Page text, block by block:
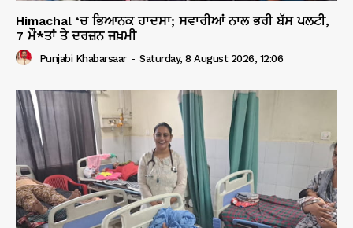
Himachal ‘ਚ ਭਿਆਨਕ ਹਾਦਸਾ; ਸਵਾਰੀਆਂ ਨਾਲ ਭਰੀ ਬੱਸ ਪਲਟੀ,
7 ਮੌ*ਤਾਂ ਤੇ ਦਰਜ਼ਨ ਜਖ਼ਮੀ
Punjabi Khabarsaar - Saturday, 8 August 2026, 12:06